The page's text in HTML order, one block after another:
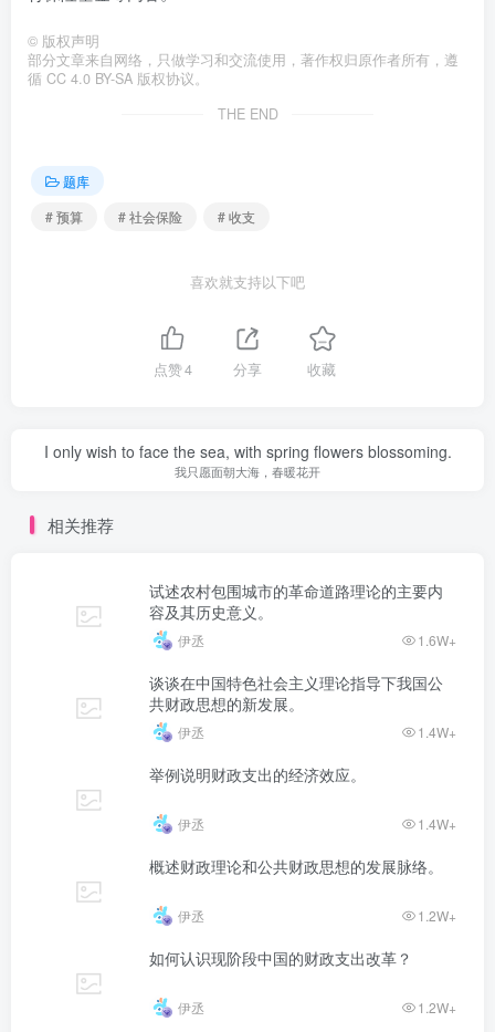
© 版权声明
部分文章来自网络，只做学习和交流使用，著作权归原作者所有，遵
循 CC 4.0 BY-SA 版权协议。
THE END
题库
# 预算
# 社会保险 # 收支
喜欢就支持以下吧
点赞4 分享 收藏
I only wish to face the sea, with spring flowers blossoming.
我只愿面朝大海，春暖花开
相关推荐
试述农村包围城市的革命道路理论的主要内
容及其历史意义。
伊丞 1.6W+
谈谈在中国特色社会主义理论指导下我国公
共财政思想的新发展。
伊丞 1.4W+
举例说明财政支出的经济效应。
伊丞 1.4W+
概述财政理论和公共财政思想的发展脉络。
伊丞 1.2W+
如何认识现阶段中国的财政支出改革？
伊丞 1.2W+